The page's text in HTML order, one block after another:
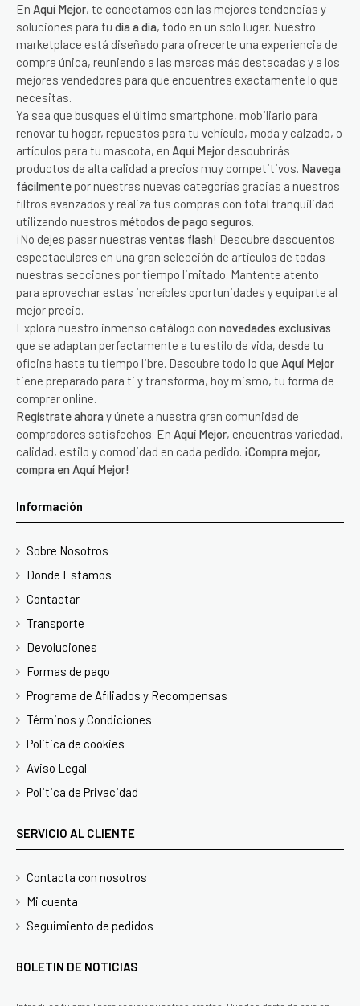
En Aquí Mejor, te conectamos con las mejores tendencias y
soluciones para tu día a día, todo en un solo lugar. Nuestro
marketplace está diseñado para ofrecerte una experiencia de
compra única, reuniendo a las marcas más destacadas y a los
mejores vendedores para que encuentres exactamente lo que
necesitas.
Ya sea que busques el último smartphone, mobiliario para
renovar tu hogar, repuestos para tu vehículo, moda y calzado, o
artículos para tu mascota, en Aquí Mejor descubrirás
productos de alta calidad a precios muy competitivos. Navega
fácilmente por nuestras nuevas categorías gracias a nuestros
filtros avanzados y realiza tus compras con total tranquilidad
utilizando nuestros métodos de pago seguros.
¡No dejes pasar nuestras ventas flash! Descubre descuentos
espectaculares en una gran selección de artículos de todas
nuestras secciones por tiempo limitado. Mantente atento
para aprovechar estas increíbles oportunidades y equiparte al
mejor precio.
Explora nuestro inmenso catálogo con novedades exclusivas
que se adaptan perfectamente a tu estilo de vida, desde tu
oficina hasta tu tiempo libre. Descubre todo lo que Aquí Mejor
tiene preparado para ti y transforma, hoy mismo, tu forma de
comprar online.
Regístrate ahora y únete a nuestra gran comunidad de
compradores satisfechos. En Aquí Mejor, encuentras variedad,
calidad, estilo y comodidad en cada pedido. ¡Compra mejor,
compra en Aquí Mejor!
Información
Sobre Nosotros
Donde Estamos
Contactar
Transporte
Devoluciones
Formas de pago
Programa de Afiliados y Recompensas
Términos y Condiciones
Politica de cookies
Aviso Legal
Politica de Privacidad
SERVICIO AL CLIENTE
Contacta con nosotros
Mi cuenta
Seguimiento de pedidos
BOLETIN DE NOTICIAS